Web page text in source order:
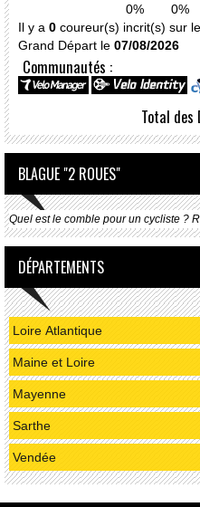
0% 0%
Il y a 0 coureur(s) incrit(s) sur le
Grand Départ le 07/08/2026
Communautés :
Total des
BLAGUE "2 ROUES"
DÉPARTEMENTS
Loire Atlantique
Maine et Loire
Mayenne
Sarthe
Vendée